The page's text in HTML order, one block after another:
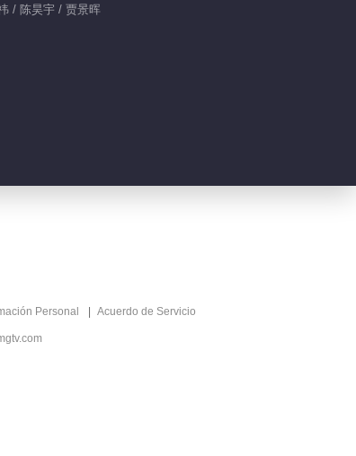
EP 1 No.30 Mi
/ 陈昊宇 / 贾景晖
Personal Acuerdo de Servicio